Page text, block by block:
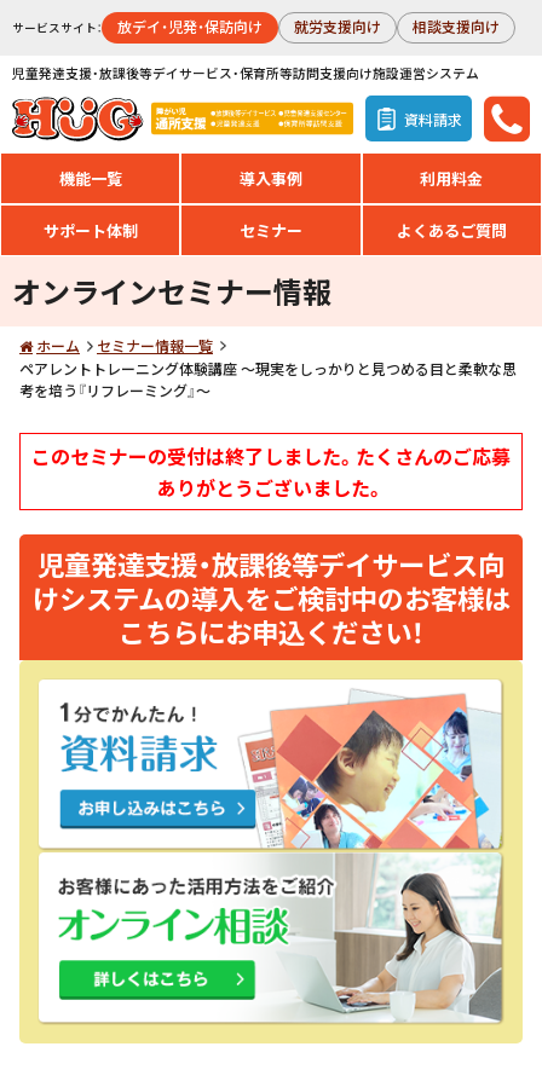
サービスサイト： 放デイ・児発・保訪向け 就労支援向け 相談支援向け
児童発達支援・放課後等デイサービス・保育所等訪問支援向け施設運営システム
資料請求
機能一覧 導入事例 利用料金
サポート体制 セミナー よくあるご質問
オンラインセミナー情報
ホーム
セミナー情報一覧
ペアレントトレーニング体験講座 ～現実をしっかりと見つめる目と柔軟な思
考を培う『リフレーミング』～
このセミナーの受付は終了しました。たくさんのご応募
ありがとうございました。
児童発達支援・放課後等デイサービス向
けシステムの導入をご検討中のお客様は
こちらにお申込ください！